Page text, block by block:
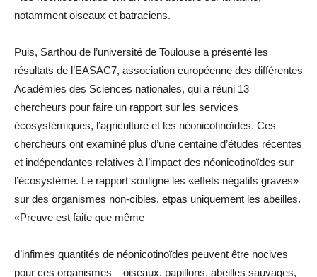
notamment oiseaux et batraciens.
Puis, Sarthou de l’université de Toulouse a présenté les
résultats de l’EASAC7, association européenne des différentes
Académies des Sciences nationales, qui a réuni 13
chercheurs pour faire un rapport sur les services
écosystémiques, l’agriculture et les néonicotinoïdes. Ces
chercheurs ont examiné plus d’une centaine d’études récentes
et indépendantes relatives à l’impact des néonicotinoïdes sur
l’écosystème. Le rapport souligne les «effets négatifs graves»
sur des organismes non-cibles, etpas uniquement les abeilles.
«Preuve est faite que même
d’infimes quantités de néonicotinoïdes peuvent être nocives
pour ces organismes – oiseaux, papillons, abeilles sauvages,